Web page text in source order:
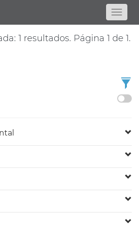
1 resultados. Página 1 de 1.